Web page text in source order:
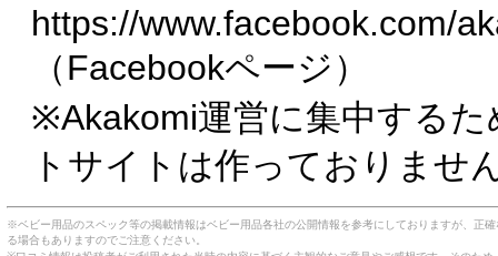
https://www.facebook.com/
（Facebookページ）
※Akakomi運営に集中する
トサイトは作っておりませ
※ベビー用品のスペック等の掲載情報はベビー用品各社の公開情報を参考にしておりますが、正
る場合もありますのでご注意ください。